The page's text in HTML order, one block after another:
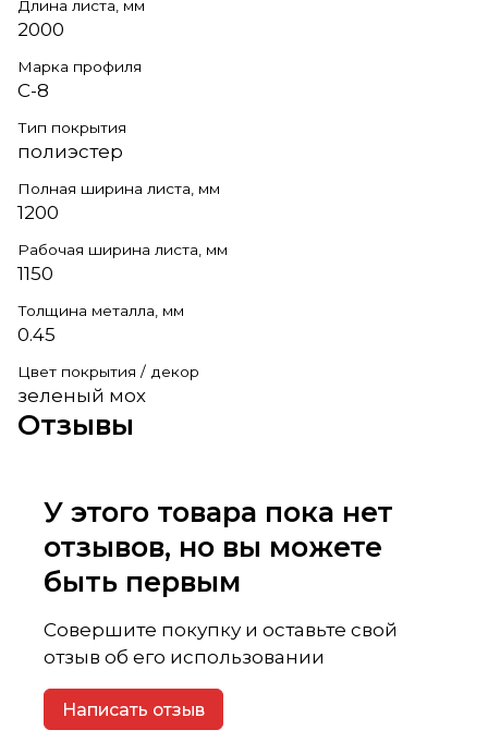
Длина листа, мм
2000
Марка профиля
С-8
Тип покрытия
полиэстер
Полная ширина листа, мм
1200
Рабочая ширина листа, мм
1150
Толщина металла, мм
0.45
Цвет покрытия / декор
зеленый мох
Отзывы
У этого товара пока нет
отзывов, но вы можете
быть первым
Совершите покупку и оставьте свой
отзыв об его использовании
Написать отзыв